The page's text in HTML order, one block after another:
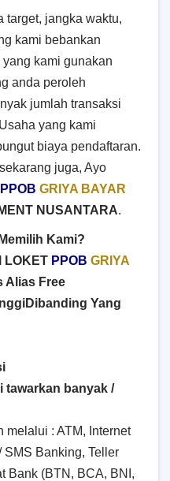
target, jangka waktu,
kami bebankan
kami gunakan
anda peroleh
jumlah transaksi
yang kami
biaya pendaftaran.
juga, Ayo
PPOB GRIYA BAYAR
NUSANTARA.
Kami?
LOKET PPOB GRIYA
Alias Free
Dibanding Yang
tawarkan banyak /
melalui : ATM, Internet
SMS Banking, Teller
Bank (BTN, BCA, BNI,